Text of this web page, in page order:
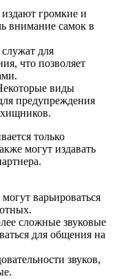
громкие и
внимание самок в
для
что позволяет
виды
предупреждения
только
могут издавать
варьироваться
сложные звуковые
для общения на
звуков,